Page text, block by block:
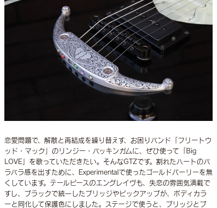
恋愛問題で、解散と再結成を繰り替えす、お困りバンド「フリートウ
ッド・マック」のリンジー・バッキンガムに、ぜひ使って「Big
LOVE」を歌っていただきたい。そんなGTZです。割れたハートのバ
ラバラ感を出すために、Experimentalで使ったゴールドパーリーを無
くしています。テールピースのエングレイヴも、失恋の雰囲気満載で
すし、ブラックで統一したブリッジやピックアップが、ボディカラ
ーと同化して保護色にしました。ステージで使うと、ブリッジとブ